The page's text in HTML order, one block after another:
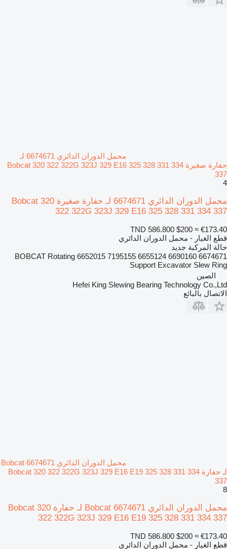
محمل الدوران الدائري 6674671 لـ
حفارة صغيرة Bobcat 320 322 322G 323J 329 E16 325 328 331 334
337
4
محمل الدوران الدائري 6674671 لـ حفارة صغيرة Bobcat 320
322 322G 323J 329 E16 325 328 331 334 337
TND 586.800 $200 ≈ €173.40
قطع الغيار - محمل الدوران الدائري
حالة المركبة جديد
6674671 6690160 6655124 7195155 6652015 BOBCAT Rotating
Support Excavator Slew Ring
الصين
Hefei King Slewing Bearing Technology Co.,Ltd
الاتصال بالبائع
محمل الدوران الدائري Bobcat 6674671
لـ حفارة Bobcat 320 322 322G 323J 329 E16 E19 325 328 331 334
337
8
محمل الدوران الدائري Bobcat 6674671 لـ حفارة Bobcat 320
322 322G 323J 329 E16 E19 325 328 331 334 337
TND 586.800 $200 ≈ €173.40
قطع الغيار - محمل الدوران الدائري